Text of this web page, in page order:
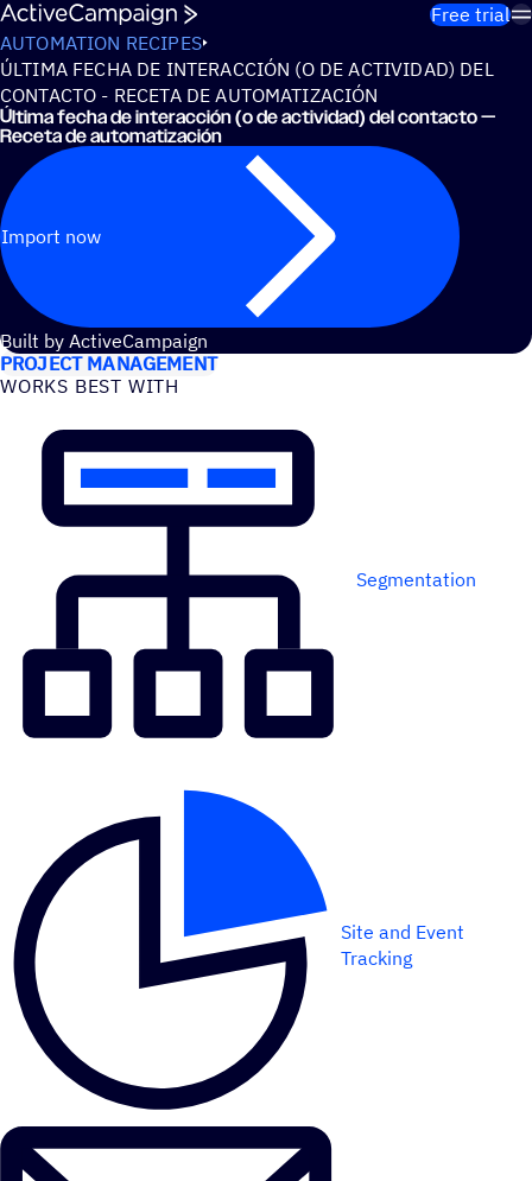
Skip to content
Free trial
AUTOMATION RECIPES
ÚLTIMA FECHA DE INTERACCIÓN (O DE ACTIVIDAD) DEL
CONTACTO - RECETA DE AUTOMATIZACIÓN
Última fecha de interacción (o de actividad) del contacto —
Receta de automatización
Import now
Built by ActiveCampaign
USE CASES
PROJECT MANAGEMENT
WORKS BEST WITH
Segmentation
Site and Event
Tracking